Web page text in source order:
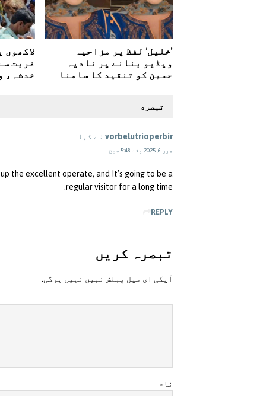
’خلیل‘ لفظ پر مزاحیہ
ویڈیو بنانے پر نادیہ
حسین کو تنقید کا سامنا
غربت
خدشہ،
تبصره
vorbelutrioperbir نے کہا:
جون 6, 2025 وقت 5:48 صبح
the excellent operate, and It’s going to be a
regular visitor for a long time.
REPLY
تبصرہ کريں
آپکی ای ميل پبلش نہيں نہيں ہوگی.
نام